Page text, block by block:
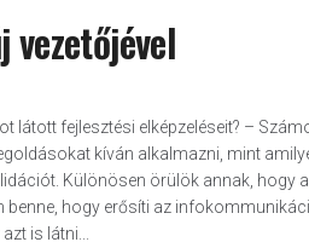
vezetőjével
látott fejlesztési elképzeléseit? –
kíván alkalmazni, mint
Különösen örülök annak, hogy
benne, hogy erősíti az
is látni...